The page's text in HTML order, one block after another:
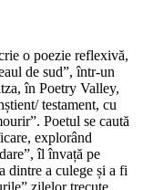
o poezie reflexivă,
de sud”, într-un
în Poetry Valley,
testament, cu
Poetul se caută
explorând
îl învață pe
dintre a culege și a fi
zilelor trecute,